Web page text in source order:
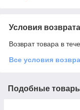
Условия возврата
Возврат товара в
Все условия
Подобные